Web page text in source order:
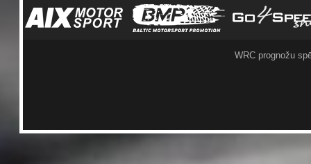
WRC prognožu